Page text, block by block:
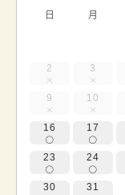
日 月
2 3
9 10
16 17
23 24
30 31